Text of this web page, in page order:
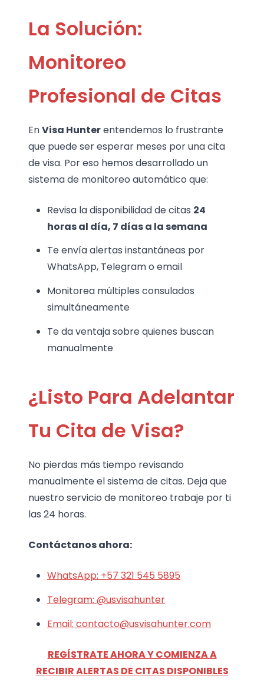
La Solución:
Monitoreo
Profesional de Citas
EnVisa Hunterentendemos lo frustrante
que puede ser esperar meses por una cita
de visa. Por eso hemos desarrollado un
sistema de monitoreo automático que:
Revisa la disponibilidad de citas 24
horas al día, 7 días a la semana
Te envía alertas instantáneas por
WhatsApp, Telegram o email
Monitorea múltiples consulados
simultáneamente
Te da ventaja sobre quienes buscan
manualmente
¿Listo Para Adelantar
Tu Cita de Visa?
No pierdas más tiempo revisando
manualmente el sistema de citas. Deja que
nuestro servicio de monitoreo trabaje por ti
las 24 horas.
Contáctanos ahora:
WhatsApp: +57 321 545 5895
Telegram: @usvisahunter
Email: contacto@usvisahunter.com
REGÍSTRATE AHORA Y COMIENZA A
RECIBIR ALERTAS DE CITAS DISPONIBLES